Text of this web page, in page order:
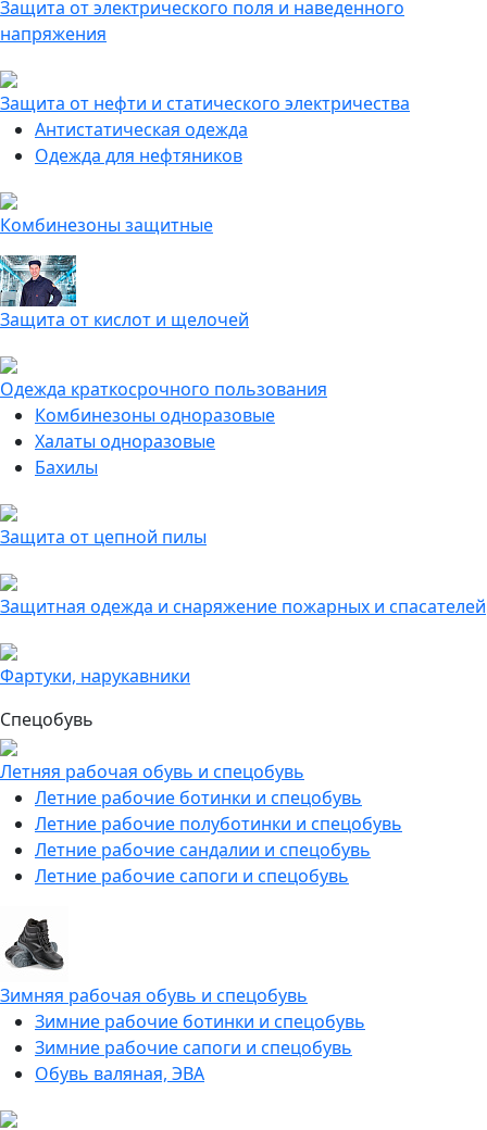
Защита от электрического поля и наведенного
напряжения
Защита от нефти и статического электричества
Антистатическая одежда
Одежда для нефтяников
Комбинезоны защитные
Защита от кислот и щелочей
Одежда краткосрочного пользования
Комбинезоны одноразовые
Халаты одноразовые
Бахилы
Защита от цепной пилы
Защитная одежда и снаряжение пожарных и спасателей
Фартуки, нарукавники
Спецобувь
Летняя рабочая обувь и спецобувь
Летние рабочие ботинки и спецобувь
Летние рабочие полуботинки и спецобувь
Летние рабочие сандалии и спецобувь
Летние рабочие сапоги и спецобувь
Зимняя рабочая обувь и спецобувь
Зимние рабочие ботинки и спецобувь
Зимние рабочие сапоги и спецобувь
Обувь валяная, ЭВА